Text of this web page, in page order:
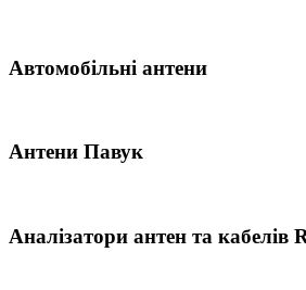
Автомобільні антени
Антени Павук
Аналізатори антен та кабелів